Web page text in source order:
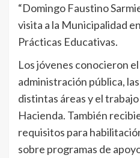
“Domingo Faustino
visita a la Municipalidad
Prácticas Educativas.
Los jóvenes conocieron
administración pública,
distintas áreas y el
Hacienda. También
requisitos para
sobre programas de